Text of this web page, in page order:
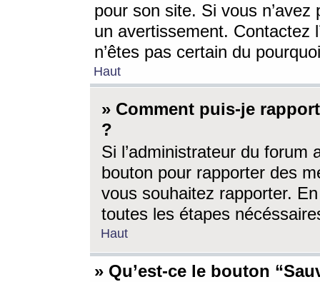
pour son site. Si vous
un avertissement. Contactez
n’êtes pas certain du
Haut
» Comment puis-je
?
Si l’administrateur du forum
bouton pour rapporter des
vous souhaitez rapporter.
toutes les étapes
Haut
» Qu’est-ce le bouton